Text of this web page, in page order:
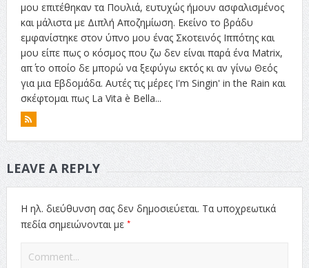
μου επιτέθηκαν τα Πουλιά, ευτυχώς ήμουν ασφαλισμένος
και μάλιστα με Διπλή Αποζημίωση. Εκείνο το βράδυ
εμφανίστηκε στον ύπνο μου ένας Σκοτεινός Ιππότης και
μου είπε πως ο κόσμος που ζω δεν είναι παρά ένα Matrix,
απ΄ το οποίο δε μπορώ να ξεφύγω εκτός κι αν γίνω Θεός
για μια Εβδομάδα. Αυτές τις μέρες I'm Singin' in the Rain και
σκέφτομαι πως La Vita è Bella...
LEAVE A REPLY
Η ηλ. διεύθυνση σας δεν δημοσιεύεται. Τα υποχρεωτικά
πεδία σημειώνονται με *